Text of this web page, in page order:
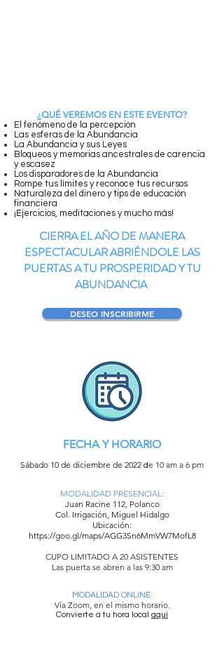
¿QUÉ VEREMOS EN ESTE EVENTO?
El fenómeno de la percepción
Las esferas de la Abundancia
La Abundancia y sus Leyes
Bloqueos y memorias ancestrales de carencia
y escasez
Los disparadores de la Abundancia
Rompe tus límites y reconoce tus recursos
Naturaleza del dinero y tips de educación
financiera
¡Ejercicios, meditaciones y mucho más!
CIERRA EL AÑO DE MANERA
ESPECTACULAR ABRIÉNDOLE LAS
PUERTAS A TU PROSPERIDAD Y TU
ABUNDANCIA
DESEO INSCRIBIRME
FECHA Y HORARIO
Sábado 10 de diciembre de 2022 de 10 am a 6 pm
MODALIDAD PRESENCIAL:
Juan Racine 112, Polanco
Col. Irrigación, Miguel Hidalgo
Ubicación:
https://goo.gl/maps/AGG3Sn6MmVW7MofL8
CUPO LIMITADO A 20 ASISTENTES
Las puerta se abren a las 9:30 am
MODALIDAD ONLINE:
Vía Zoom, en el mismo horario.
Convierte a tu hora local aquí